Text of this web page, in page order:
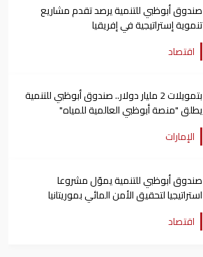
صندوق أبوظبي للتنمية يرصد تقدم مشاريع
تنموية إستراتيجية في إفريقيا
اقتصاد
بتمويلات 2 مليار دولار.. صندوق أبوظبي للتنمية
يطلق "منصة أبوظبي العالمية للمياه"
الإمارات
صندوق أبوظبي للتنمية يموّل مشروعا
استراتيجيا لتحقيق الأمن المائي بموريتانيا
اقتصاد